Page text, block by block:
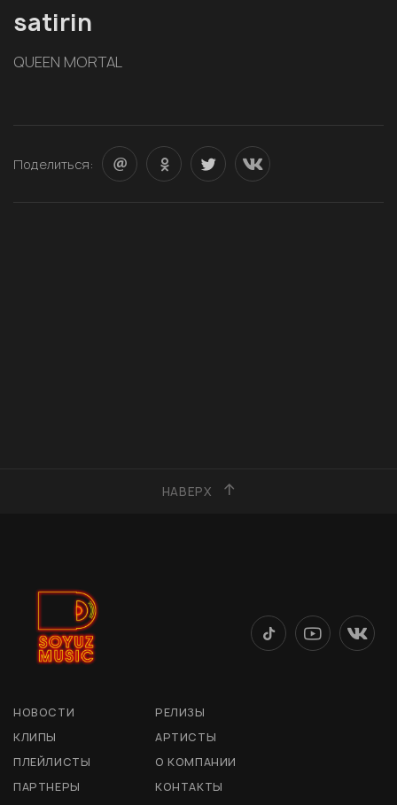
satirin
QUEEN MORTAL
Поделиться:
НАВЕРХ
НОВОСТИ
РЕЛИЗЫ
КЛИПЫ
АРТИСТЫ
ПЛЕЙЛИСТЫ
О КОМПАНИИ
ПАРТНЕРЫ
КОНТАКТЫ